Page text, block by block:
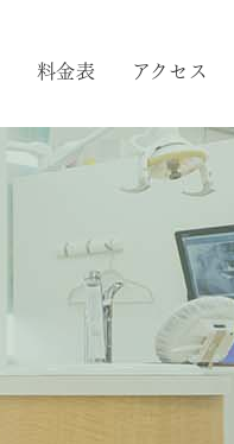
料金表 アクセス